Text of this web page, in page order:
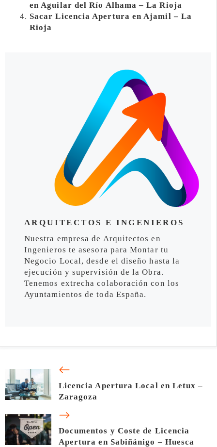
en Aguilar del Río Alhama – La Rioja
Sacar Licencia Apertura en Ajamil – La
Rioja
ARQUITECTOS E INGENIEROS
Nuestra empresa de Arquitectos en
Ingenieros te asesora para Montar tu
Negocio Local, desde el diseño hasta la
ejecución y supervisión de la Obra.
Tenemos extrecha colaboración con los
Ayuntamientos de toda España.
Licencia Apertura Local en Letux –
Zaragoza
Documentos y Coste de Licencia
Apertura en Sabiñánigo – Huesca